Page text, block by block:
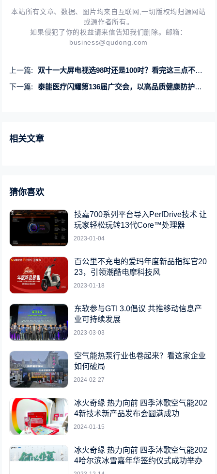
本站所有文章、数据、图片均来自互联网,一切版权均归源网站
或源作者所有。
如果侵犯了你的权益请来信告知我们删除。邮箱：
business@qudong.com
上一篇:
双十一大屏电视选98吋还是100吋？看完这三点不踩坑！
下一篇:
泰能医疗闪耀第136届广交会，以高品质健康防护产品点亮“美好生活”
相关文章
猜你喜欢
技嘉700系列平台导入PerfDrive技术 让
玩家轻松玩转13代Core™处理器
2023-01-04
百公里不充电的爱玛年度新品指挥官20
23，引领潮酷电摩科技风
2023-01-18
东软参与GTI 3.0倡议 共推移动信息产
业可持续发展
2023-03-03
空气能热泵行业也卷起来？看这家企业
如何破局
2024-02-27
冰火奇缘 热力向前 四季沐歌空气能202
4新技术新产品发布会圆满成功
2024-01-15
冰火奇缘 热力向前 四季沐歌空气能202
4哈尔滨冰雪嘉年华签约仪式成功举办